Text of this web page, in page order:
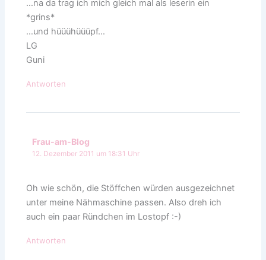
…na da trag ich mich gleich mal als leserin ein
*grins*
…und hüüühüüüpf…
LG
Guni
Antworten
Frau-am-Blog
12. Dezember 2011 um 18:31 Uhr
Oh wie schön, die Stöffchen würden ausgezeichnet
unter meine Nähmaschine passen. Also dreh ich
auch ein paar Ründchen im Lostopf :-)
Antworten